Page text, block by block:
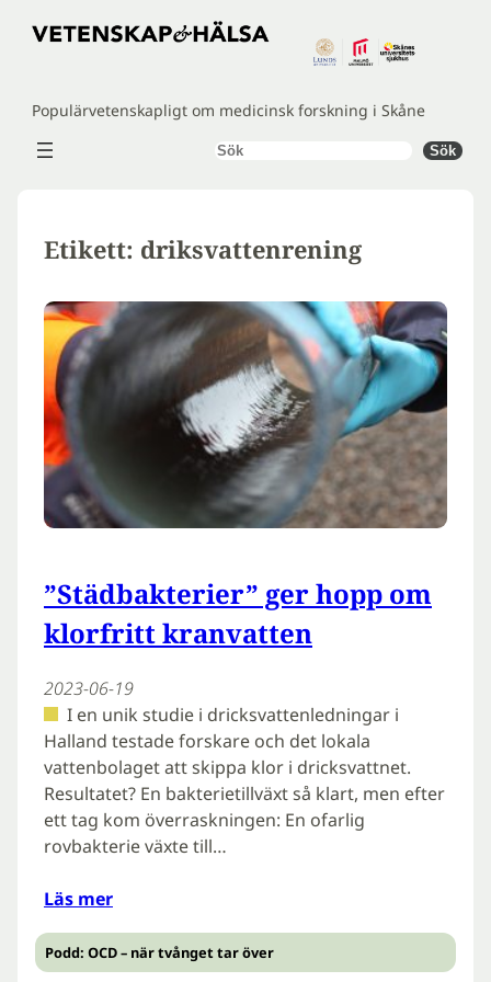
Hoppa
Populärvetenskapligt om medicinsk forskning i Skåne
Sök Sök
Etikett: driksvattenrening
”Städbakterier” ger hopp om
klorfritt kranvatten
2023-06-19
I en unik studie i dricksvattenledningar i
Halland testade forskare och det lokala
vattenbolaget att skippa klor i dricksvattnet.
Resultatet? En bakterietillväxt så klart, men efter
ett tag kom överraskningen: En ofarlig
rovbakterie växte till…
Läs mer
Podd: OCD – när tvånget tar över